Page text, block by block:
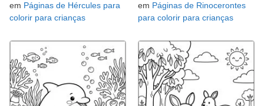
em Páginas de Hércules para
colorir para crianças
em Páginas de Rinocerontes
para colorir para crianças